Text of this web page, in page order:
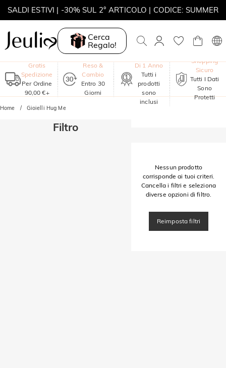
SALDI ESTIVI | -30% SUL 2° ARTICOLO | CODICE: SUMMER
MOVE MY WAY | ACQUISTA 3, COLLANA IN REGALO
Cerca
Regalo!
Gratis
Spedizione
Per Ordine
90,00 €+
Reso &
Cambio
Entro 30
Giorni
Di 1 Anno
Tutti i
prodotti
sono
inclusi
Shopping
Sicuro
Tutti I Dati
Sono
Protetti
Home Gioielli Hug Me
Filtro
Nessun prodotto
corrisponde ai tuoi criteri.
Cancella i filtri e seleziona
diverse opzioni di filtro.
Reimposta filtri